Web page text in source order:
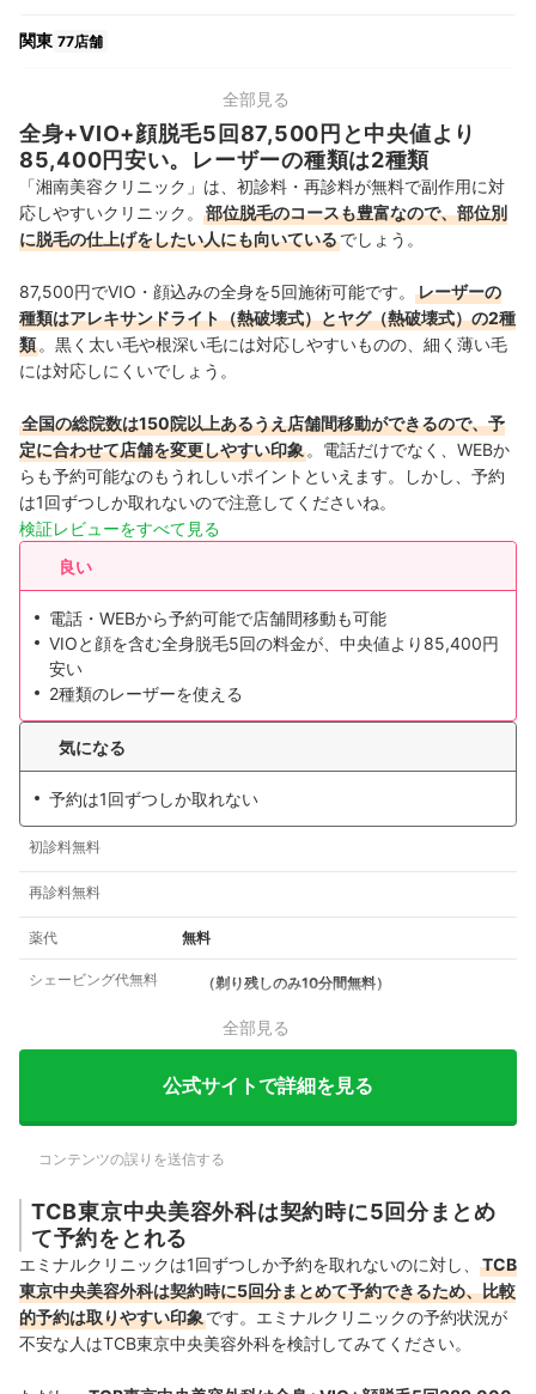
関東 77店舗
関西 24店舗
中国・四国 10店舗
九州・沖縄 14店舗
全部見る
全身+VIO+顔脱毛5回87,500円と中央値より
85,400円安い。レーザーの種類は2種類
「湘南美容クリニック」は、初診料・再診料が無料で副作用に対
応しやすいクリニック。
部位脱毛のコースも豊富なので、部位別
に脱毛の仕上げをしたい人にも向いているでしょう。
87,500円でVIO・顔込みの全身を5回施術可能です。
レーザーの
種類はアレキサンドライト（熱破壊式）とヤグ（熱破壊式）の2種
類 。黒く太い毛や根深い毛には対応しやすいものの、細く薄い毛
には対応しにくいでしょう。
全国の総院数は150院以上あるうえ店舗間移動ができるので、予
定に合わせて店舗を変更しやすい印象 。 電話だけでなく、WEBか
らも予約可能なのもうれしいポイントといえます。しかし、予約
は1回ずつしか取れないので注意してくださいね。
検証レビューをすべて見る
良い
電話・WEBから予約可能で店舗間移動も可能
VIOと顔を含む全身脱毛5回の料金が、中央値より85,400円
安い
2種類のレーザーを使える
気になる
予約は1回ずつしか取れない
初診料無料
再診料無料
薬代 無料
シェービング代無料 （剃り残しのみ10分間無料）
全部見る
公式サイトで詳細を見る
コンテンツの誤りを送信する
TCB東京中央美容外科は契約時に5回分まとめ
て予約をとれる
エミナルクリニックは1回ずつしか予約を取れないのに対し、
TCB
東京中央美容外科は契約時に5回分まとめて予約できるため、比較
的予約は取りやすい印象です。エミナルクリニックの予約状況が
不安な人はTCB東京中央美容外科を検討してみてください。